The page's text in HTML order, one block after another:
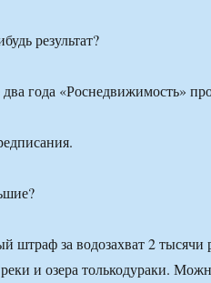
результат?
года «Роснедвижимость»
штраф за водозахват 2
и озера толькодураки.